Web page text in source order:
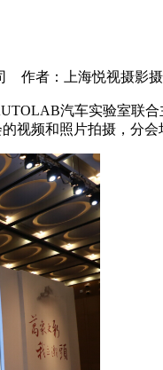
作者：上海悦视摄影摄
汽车实验室联
视频和照片拍摄，分会